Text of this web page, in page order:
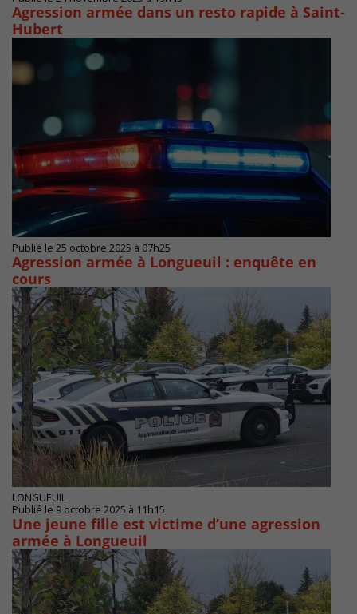
Agression armée dans un resto rapide à Saint-
Hubert
Publié le 25 octobre 2025 à 07h25
Agression armée à Longueuil : enquête en
cours
LONGUEUIL
Publié le 9 octobre 2025 à 11h15
Une jeune fille est victime d’une agression
armée à Longueuil